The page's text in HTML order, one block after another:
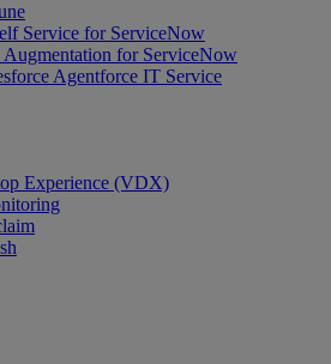
Service for ServiceNow
Augmentation for ServiceNow
Agentforce IT Service
Experience (VDX)